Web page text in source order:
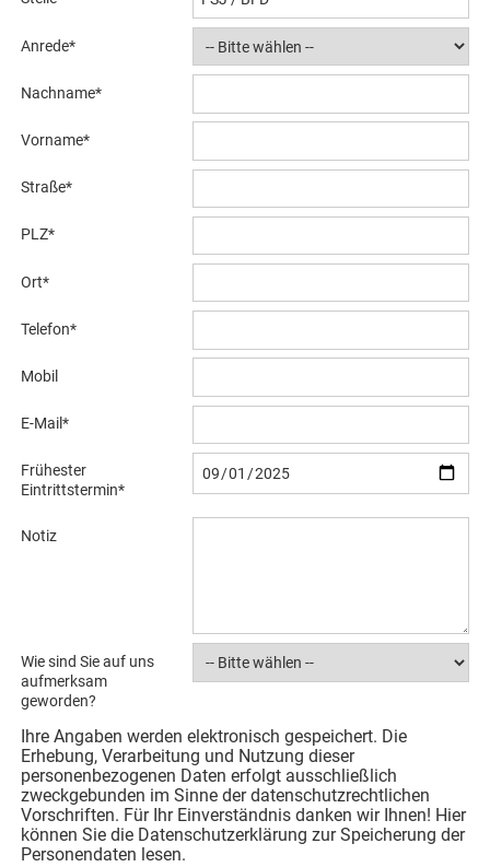
Anrede*
Nachname*
Vorname*
Straße*
PLZ*
Ort*
Telefon*
Mobil
E-Mail*
Frühester
Eintrittstermin*
Notiz
Wie sind Sie auf uns
aufmerksam
geworden?
Ihre Angaben werden elektronisch gespeichert. Die
Erhebung, Verarbeitung und Nutzung dieser
personenbezogenen Daten erfolgt ausschließlich
zweckgebunden im Sinne der datenschutzrechtlichen
Vorschriften. Für Ihr Einverständnis danken wir Ihnen! Hier
können Sie die Datenschutzerklärung zur Speicherung der
Personendaten lesen.